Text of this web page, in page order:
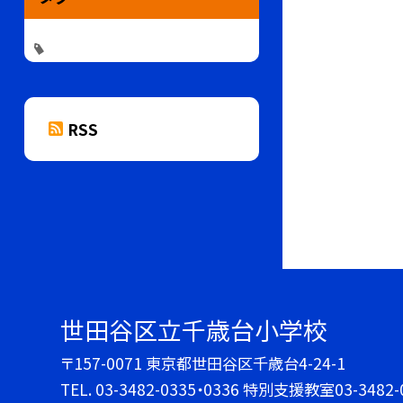
RSS
世田谷区立千歳台小学校
〒157-0071 東京都世田谷区千歳台4-24-1
TEL. 03-3482-0335・0336 特別支援教室03-